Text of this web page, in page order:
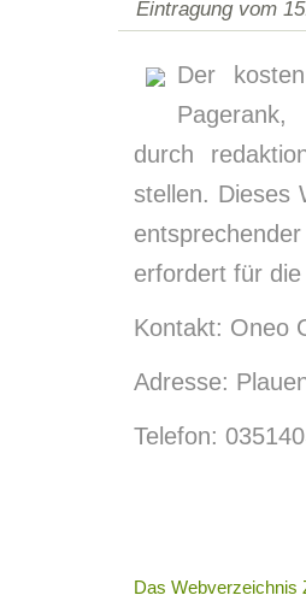
Eintragung vom
Der
Pagerank,
durch
stellen. Dieses
erfordert für
Kontakt: Oneo
Adresse:
Telefon:
Das Webverzeichnis